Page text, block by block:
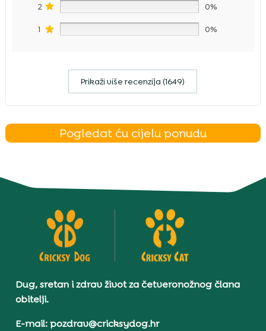
2 0%
1 0%
Prikaži više recenzija (1649)
Pogledat ću cijelu ponudu
Dug, sretan i zdrav život za četveronožnog člana
obitelji.
E-mail: pozdrav@cricksydog.hr